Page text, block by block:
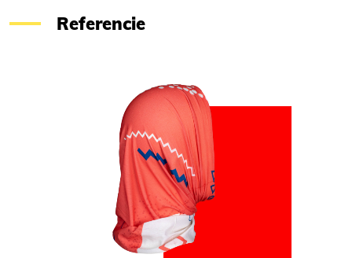
Referencie